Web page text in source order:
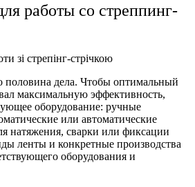
работы со стреппинг-
половина дела. Чтобы оптимальный
максимальную эффективность,
оборудование: ручные
или автоматические
натяжения, сварки или фиксации
ленты и конкретные производства
оборудования и